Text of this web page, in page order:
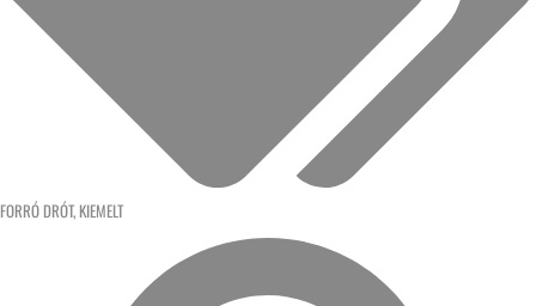
FORRÓ DRÓT, KIEMELT